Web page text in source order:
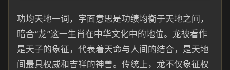
功均天地一词，字面意思是功绩均衡于天地之间，
暗合“龙”这一生肖在中华文化中的地位。龙被看作
是天子的象征，代表着天命与人间的结合，是天地
间最具权威和吉祥的神兽。传统上，龙不仅象征权